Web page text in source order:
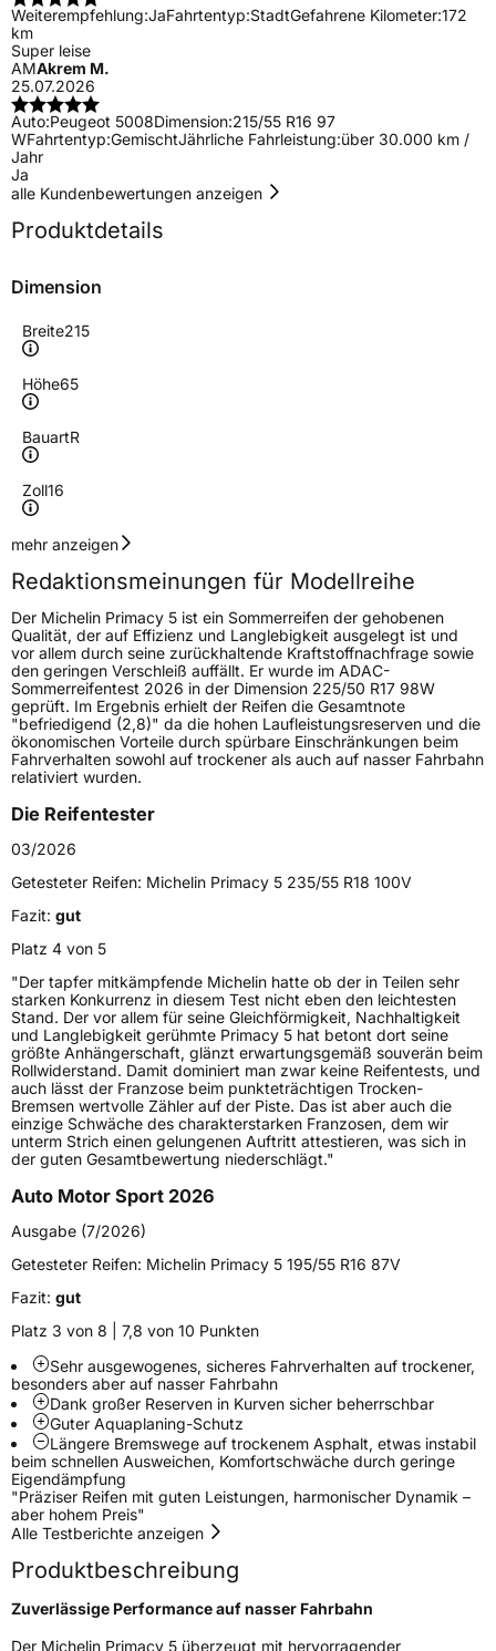
Weiterempfehlung:JaFahrtentyp:StadtGefahrene Kilometer:172
km
Super leise
AMAkrem M.
25.07.2026
Auto:Peugeot 5008Dimension:215/55 R16 97
WFahrtentyp:GemischtJährliche Fahrleistung:über 30.000 km /
Jahr
Ja
alle Kundenbewertungen anzeigen
Produktdetails
Dimension
Breite215
Höhe65
BauartR
Zoll16
Geschwindigkeitsindex
Lastindex 102
Höchstlast850 kg
Gewicht (in kg)10,990 kg
Generelle Merkmale
FahrzeugtypPKW
Verwendung
Sommerreifen
Modellname
Fahrzeugart PKW & SUV
Weitere Eigenschaften
SchlauchtypTL
ZustandNeureifen
Verstärkt XL
EU Label
EffizienzB
Rollgeräusch (Klasse)
Rollgeräusch (dB)
FahrzeugklasseC1
3PMSF / Schneeflockensymbol / Alpine-SymbolNein
EPREL ID2090961
Allgemeine Produktsicherheit (GPSR)
MANUFACTURE FRANCAISE DES
PNEUMATIQUES MICHELIN, place des
Carmes-Déchaux 23 63000 Clermont-
Ferrand Frankreich, contact@tc.michelin.eu
mehr anzeigen
Redaktionsmeinungen für Modellreihe
Der Michelin Primacy 5 ist ein Sommerreifen der gehobenen
Qualität, der auf Effizienz und Langlebigkeit ausgelegt ist und
vor allem durch seine zurückhaltende Kraftstoffnachfrage sowie
den geringen Verschleiß auffällt. Er wurde im ADAC-
Sommerreifentest 2026 in der Dimension 225/50 R17 98W
geprüft. Im Ergebnis erhielt der Reifen die Gesamtnote
"befriedigend (2,8)" da die hohen Laufleistungsreserven und die
ökonomischen Vorteile durch spürbare Einschränkungen beim
Fahrverhalten sowohl auf trockener als auch auf nasser Fahrbahn
relativiert wurden.
Die Reifentester
03/2026
Getesteter Reifen: Michelin Primacy 5 235/55 R18 100V
Fazit: gut
Platz 4 von 5
"Der tapfer mitkämpfende Michelin hatte ob der in Teilen sehr
starken Konkurrenz in diesem Test nicht eben den leichtesten
Stand. Der vor allem für seine Gleichförmigkeit, Nachhaltigkeit
und Langlebigkeit gerühmte Primacy 5 hat betont dort seine
größte Anhängerschaft, glänzt erwartungsgemäß souverän beim
Rollwiderstand. Damit dominiert man zwar keine Reifentests, und
auch lässt der Franzose beim punkteträchtigen Trocken-
Bremsen wertvolle Zähler auf der Piste. Das ist aber auch die
einzige Schwäche des charakterstarken Franzosen, dem wir
unterm Strich einen gelungenen Auftritt attestieren, was sich in
der guten Gesamtbewertung niederschlägt."
Auto Motor Sport 2026
Ausgabe (7/2026)
Getesteter Reifen: Michelin Primacy 5 195/55 R16 87V
Fazit: gut
Platz 3 von 8 | 7,8 von 10 Punkten
Sehr ausgewogenes, sicheres Fahrverhalten auf trockener,
besonders aber auf nasser Fahrbahn
Dank großer Reserven in Kurven sicher beherrschbar
Guter Aquaplaning-Schutz
Längere Bremswege auf trockenem Asphalt, etwas instabil
beim schnellen Ausweichen, Komfortschwäche durch geringe
Eigendämpfung
"Präziser Reifen mit guten Leistungen, harmonischer Dynamik –
aber hohem Preis"
Alle Testberichte anzeigen
Produktbeschreibung
Zuverlässige Performance auf nasser Fahrbahn
Der Michelin Primacy 5 überzeugt mit hervorragender